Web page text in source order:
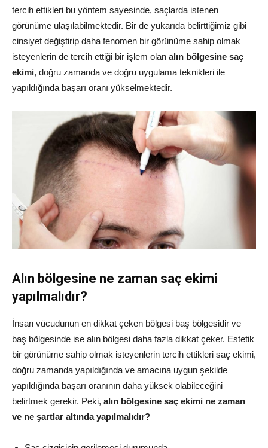
tercih ettikleri bu yöntem sayesinde, saçlarda istenen
görünüme ulaşılabilmektedir. Bir de yukarıda belirttiğimiz gibi
cinsiyet değiştirip daha fenomen bir görünüme sahip olmak
isteyenlerin de tercih ettiği bir işlem olan alın bölgesine saç
ekimi, doğru zamanda ve doğru uygulama teknikleri ile
yapıldığında başarı oranı yükselmektedir.
Alın bölgesine ne zaman saç ekimi
yapılmalıdır?
İnsan vücudunun en dikkat çeken bölgesi baş bölgesidir ve
baş bölgesinde ise alın bölgesi daha fazla dikkat çeker. Estetik
bir görünüme sahip olmak isteyenlerin tercih ettikleri saç ekimi,
doğru zamanda yapıldığında ve amacına uygun şekilde
yapıldığında başarı oranının daha yüksek olabileceğini
belirtmek gerekir. Peki, alın bölgesine saç ekimi ne zaman
ve ne şartlar altında yapılmalıdır?